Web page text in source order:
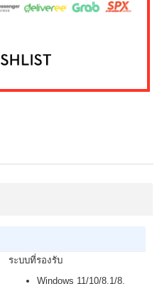
ระบบที่รองรับ
Windows 11/10/8.1/8,